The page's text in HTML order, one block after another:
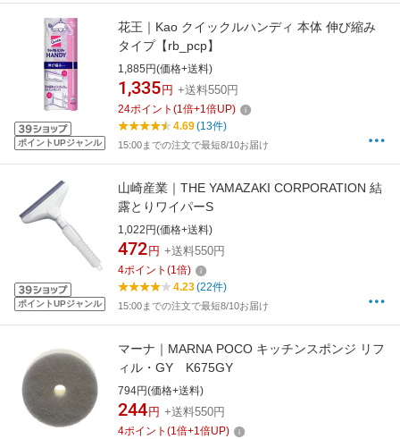
ポイントUPジャンル
花王｜Kao クイックルハンディ 本体 伸び縮み
タイプ【rb_pcp】
1,885円(価格+送料)
1,335 円 +送料550円
24ポイント (1倍+1倍UP)
4.69(13件)
15:00までの注文で最短8/10お届け
ポイントUPジャンル
山崎産業｜THE YAMAZAKI CORPORATION 結
露とりワイパーS
1,022円(価格+送料)
472 円 +送料550円
4ポイント (1倍)
4.23(22件)
15:00までの注文で最短8/10お届け
マーナ｜MARNA POCO キッチンスポンジ リフ
ィル・GY K675GY
794円(価格+送料)
244 円 +送料550円
4ポイント (1倍+1倍UP)